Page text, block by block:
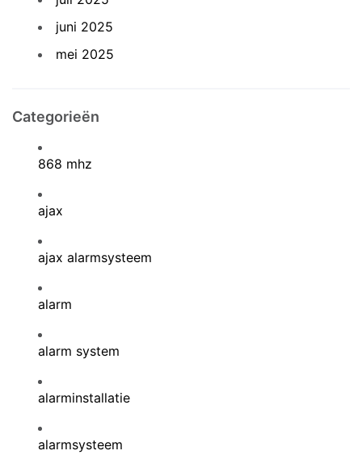
juni 2025
mei 2025
Categorieën
868 mhz
ajax
ajax alarmsysteem
alarm
alarm system
alarminstallatie
alarmsysteem